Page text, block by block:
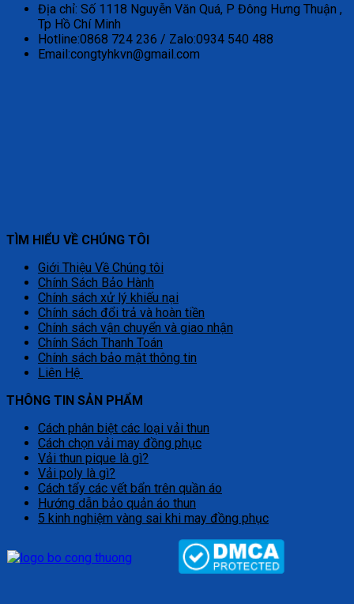
Địa chỉ: Số 1118 Nguyễn Văn Quá, P Đông Hưng Thuận ,
Tp Hồ Chí Minh
Hotline:0868 724 236 / Zalo:0934 540 488
Email:congtyhkvn@gmail.com
TÌM HIỂU VỀ CHÚNG TÔI
Giới Thiệu Về Chúng tôi
Chính Sách Bảo Hành
Chính sách xử lý khiếu nại
Chính sách đổi trả và hoàn tiền
Chính sách vận chuyển và giao nhận
Chính Sách Thanh Toán
Chính sách bảo mật thông tin
Liên Hệ
THÔNG TIN SẢN PHẨM
Cách phân biệt các loại vải thun
Cách chọn vải may đồng phục
Vải thun pique là gì?
Vải poly là gì?
Cách tẩy các vết bẩn trên quần áo
Hướng dẫn bảo quản áo thun
5 kinh nghiệm vàng sai khi may đồng phục